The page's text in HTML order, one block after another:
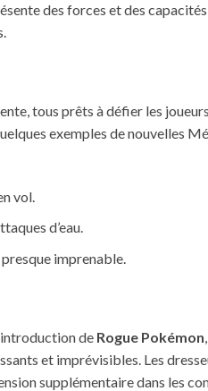
des forces et des
tous prêts à défier les
exemples de nouvelles
vol.
d’eau.
imprenable.
de Rogue Pokémon
et imprévisibles. Les
supplémentaire dans les